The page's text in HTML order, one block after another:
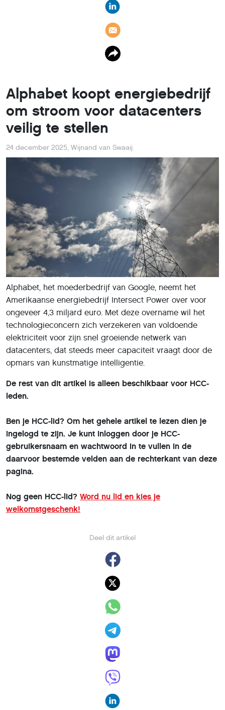
Alphabet koopt energiebedrijf
om stroom voor datacenters
veilig te stellen
Deel dit artikel
24 december 2025, Wijnand van Swaaij
Alphabet, het moederbedrijf van Google, neemt het
Amerikaanse energiebedrijf Intersect Power over voor
ongeveer 4,3 miljard euro. Met deze overname wil het
technologieconcern zich verzekeren van voldoende
elektriciteit voor zijn snel groeiende netwerk van
datacenters, dat steeds meer capaciteit vraagt door de
opmars van kunstmatige intelligentie.
De rest van dit artikel is alleen beschikbaar voor HCC-
leden.
Ben je HCC-lid? Om het gehele artikel te lezen dien je
ingelogd te zijn. Je kunt inloggen door je HCC-
gebruikersnaam en wachtwoord in te vullen in de
daarvoor bestemde velden aan de rechterkant van deze
pagina.
Nog geen HCC-lid? Word nu lid en kies je
welkomstgeschenk!